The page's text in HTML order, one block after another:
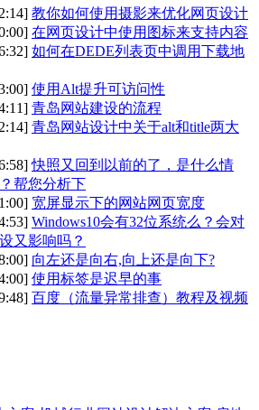
教你如何使用摄影来优化网页设计
在网页设计中使用图标来支持内容
如何在DEDE列表页中调用下载地
使用Alt提升可访问性
青岛网站建设的流程
青岛网站设计中关于alt和title两大
快照又回到以前的了，是什么情
帮您分析下
宽屏显示下的网站网页宽度
Windows10会有32位系统么？会对
又影响吗？
向左还是向右,向上还是向下?
使用标签是迟早的事
百度（流量异常排查）教程及视频